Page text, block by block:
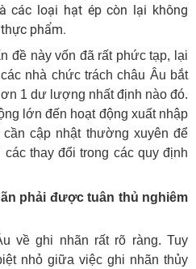
các loại hạt ép còn lại không
phẩm.
đề này vốn đã rất phức tạp, lại
nhà chức trách châu Âu bắt
1 dư lượng nhất định nào đó.
lớn đến hoạt động xuất nhập
cập nhật thường xuyên để
thay đổi trong các quy định
phải được tuân thủ nghiêm
về ghi nhãn rất rõ ràng. Tuy
nhỏ giữa việc ghi nhãn thủy